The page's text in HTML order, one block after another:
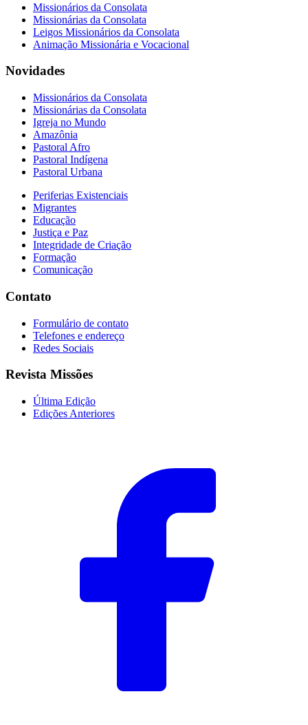
Missionários da Consolata
Missionárias da Consolata
Leigos Missionários da Consolata
Animação Missionária e Vocacional
Novidades
Missionários da Consolata
Missionárias da Consolata
Igreja no Mundo
Amazônia
Pastoral Afro
Pastoral Indígena
Pastoral Urbana
Periferias Existenciais
Migrantes
Educação
Justiça e Paz
Integridade de Criação
Formação
Comunicação
Contato
Formulário de contato
Telefones e endereço
Redes Sociais
Revista Missões
Última Edição
Edições Anteriores